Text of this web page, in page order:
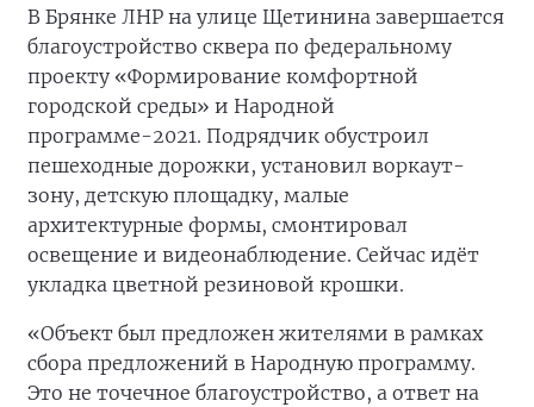
В Брянке ЛНР на улице Щетинина завершается
благоустройство сквера по федеральному
проекту «Формирование комфортной
городской среды» и Народной
программе-2021. Подрядчик обустроил
пешеходные дорожки, установил воркаут-
зону, детскую площадку, малые
архитектурные формы, смонтировал
освещение и видеонаблюдение. Сейчас идёт
укладка цветной резиновой крошки.
«Объект был предложен жителями в рамках
сбора предложений в Народную программу.
Это не точечное благоустройство, а ответ на